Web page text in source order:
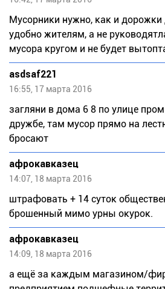
Мусорники нужно, как и дорожки
удобно жителям, а не
мусора кругом и не будет
asdsaf221
16:55, 17 марта 2016
загляни в дома 6 8 по улице
дружбе, там мусор прямо на
бросают
афрокавказец
14:07, 18 марта 2016
штрафовать + 14 суток
брошенный мимо урны окурок.
афрокавказец
14:09, 18 марта 2016
а ещё за каждым магазином/